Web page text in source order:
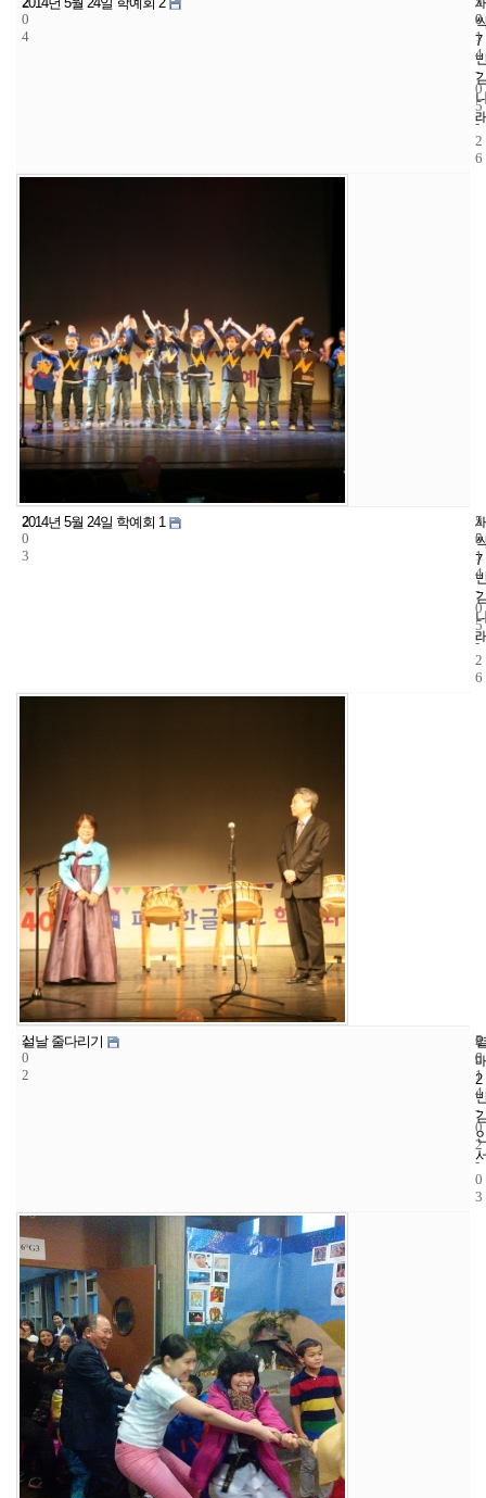
0
4
7
0
0
1
4
-
0
5
-
2
6
2
0
3
2014년 5월 24일 학예회 1
7
5
5
2
0
1
4
-
0
5
-
2
6
2
0
2
설날 줄다리기
2
6
6
2
0
1
4
-
0
2
-
0
3